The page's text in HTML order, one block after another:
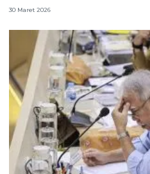
30 Maret 2026